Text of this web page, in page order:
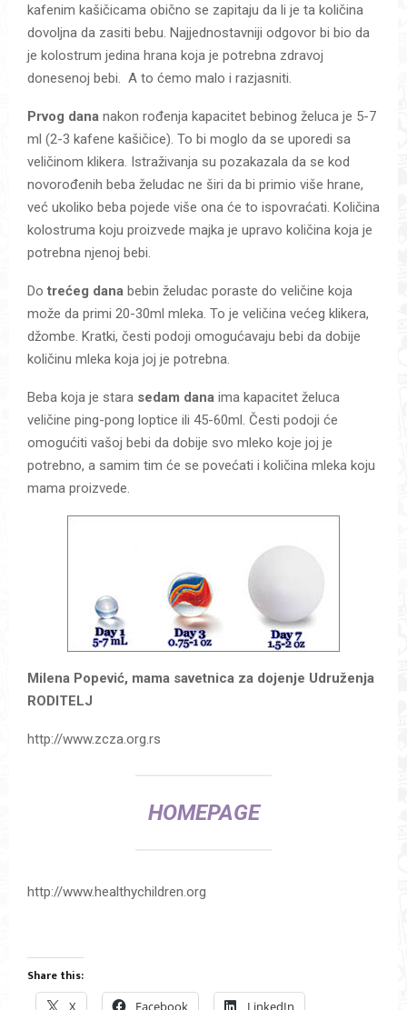
kafenim kašičicama obično se zapitaju da li je ta količina
dovoljna da zasiti bebu. Najjednostavniji odgovor bi bio da
je kolostrum jedina hrana koja je potrebna zdravoj
donesenoj bebi. A to ćemo malo i razjasniti.
Prvog dana nakon rođenja kapacitet bebinog želuca je 5-7
ml (2-3 kafene kašičice). To bi moglo da se uporedi sa
veličinom klikera. Istraživanja su pozakazala da se kod
novorođenih beba želudac ne širi da bi primio više hrane,
već ukoliko beba pojede više ona će to ispovraćati. Količina
kolostruma koju proizvede majka je upravo količina koja je
potrebna njenoj bebi.
Do trećeg dana bebin želudac poraste do veličine koja
može da primi 20-30ml mleka. To je veličina većeg klikera,
džombe. Kratki, česti podoji omogućavaju bebi da dobije
količinu mleka koja joj je potrebna.
Beba koja je stara sedam dana ima kapacitet želuca
veličine ping-pong loptice ili 45-60ml. Česti podoji će
omogućiti vašoj bebi da dobije svo mleko koje joj je
potrebno, a samim tim će se povećati i količina mleka koju
mama proizvede.
Milena Popević, mama savetnica za dojenje Udruženja
RODITELJ
http://www.zcza.org.rs
HOMEPAGE
http://www.healthychildren.org
Share this:
X Facebook LinkedIn